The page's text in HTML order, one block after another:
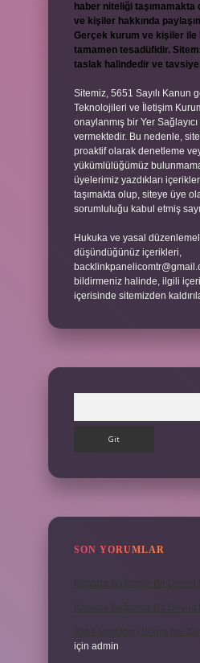
haber niteliği
ve kişiler hakkında
Gerçek kurum ve kişiler
tamamen tesadüfidir.
taslak halindedir ve tavsiye
Sitemiz, 5651 Sayılı Kanun
Teknolojileri ve İletişim
onaylanmış bir Yer
vermektedir. Bu nedenle,
proaktif olarak denetleme
yükümlülüğümüz
üyelerimiz yazdıkları
taşımakta olup, siteye üye
sorumluluğu kabul etmiş
Hukuka ve yasal
düşündüğünüz içerikleri,
bildirmeniz halinde, ilgili
içerisinde sitemizden
SON YORUMLAR
için admin